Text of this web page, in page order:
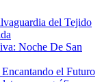
del Tejido
Noche De San
el Futuro